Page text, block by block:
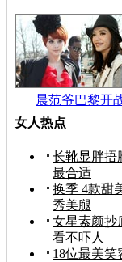
晨范爷巴黎开
女人热点
长靴显胖捂
最合适
换季 4款甜
秀美腿
女星素颜抄
看不吓人
18位最美笑